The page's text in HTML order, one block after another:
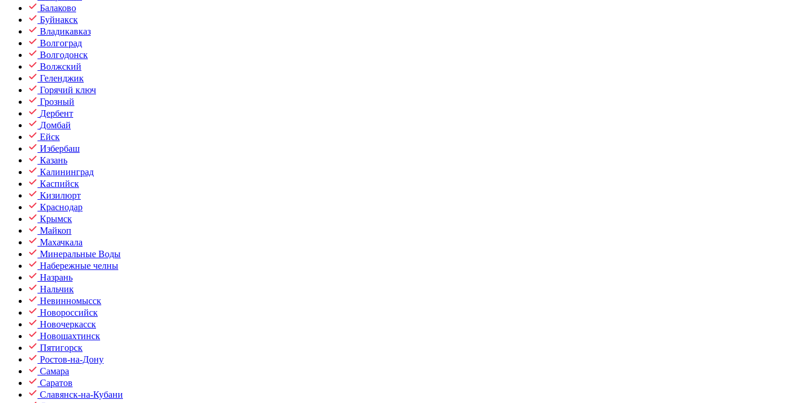
Балаково
Буйнакск
Владикавказ
Волгоград
Волгодонск
Волжский
Геленджик
Горячий ключ
Грозный
Дербент
Домбай
Ейск
Избербаш
Казань
Калининград
Каспийск
Кизилюрт
Краснодар
Крымск
Майкоп
Махачкала
Минеральные Воды
Набережные челны
Назрань
Нальчик
Невинномысск
Новороссийск
Новочеркасск
Новошахтинск
Пятигорск
Ростов-на-Дону
Самара
Саратов
Славянск-на-Кубани